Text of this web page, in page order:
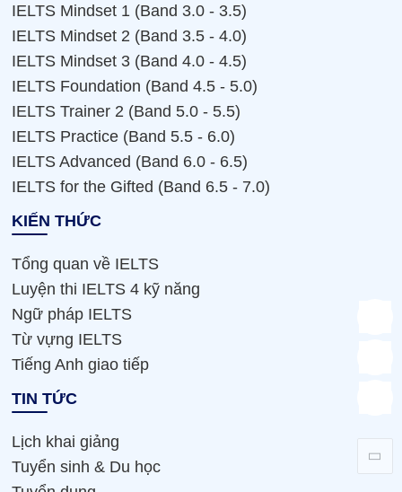
IELTS Mindset 1 (Band 3.0 - 3.5)
IELTS Mindset 2 (Band 3.5 - 4.0)
IELTS Mindset 3 (Band 4.0 - 4.5)
IELTS Foundation (Band 4.5 - 5.0)
IELTS Trainer 2 (Band 5.0 - 5.5)
IELTS Practice (Band 5.5 - 6.0)
IELTS Advanced (Band 6.0 - 6.5)
IELTS for the Gifted (Band 6.5 - 7.0)
KIẾN THỨC
Tổng quan về IELTS
Luyện thi IELTS 4 kỹ năng
Ngữ pháp IELTS
Từ vựng IELTS
Tiếng Anh giao tiếp
TIN TỨC
Lịch khai giảng
Tuyển sinh & Du học